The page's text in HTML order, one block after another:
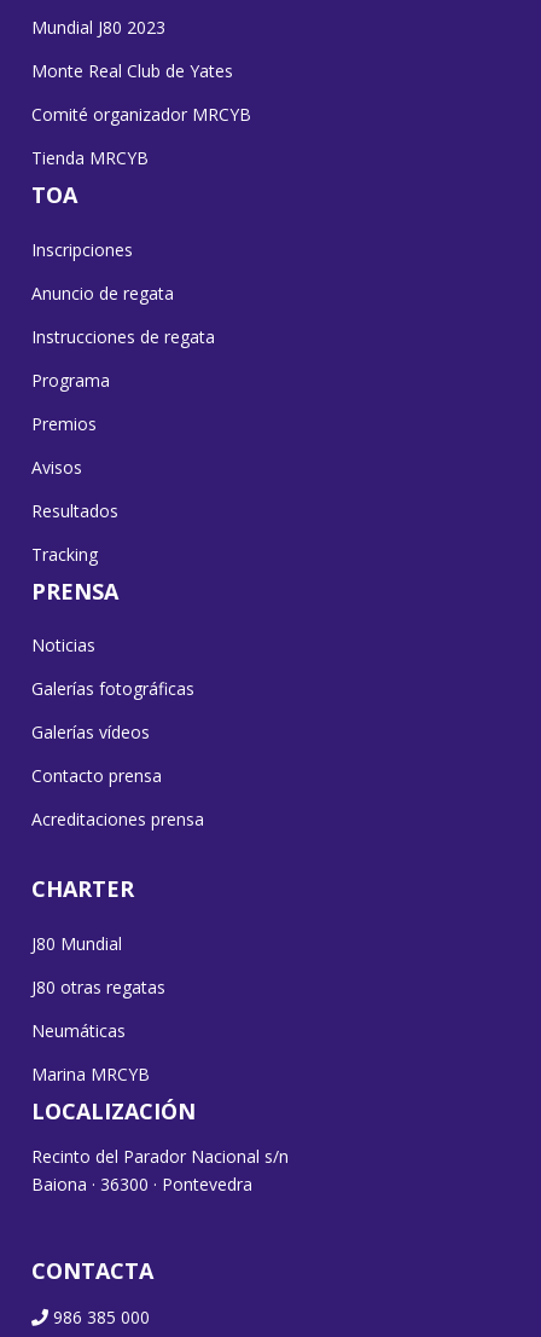
Mundial J80 2023
Monte Real Club de Yates
Comité organizador MRCYB
Tienda MRCYB
TOA
Inscripciones
Anuncio de regata
Instrucciones de regata
Programa
Premios
Avisos
Resultados
Tracking
PRENSA
Noticias
Galerías fotográficas
Galerías vídeos
Contacto prensa
Acreditaciones prensa
CHARTER
J80 Mundial
J80 otras regatas
Neumáticas
Marina MRCYB
LOCALIZACIÓN
Recinto del Parador Nacional s/n
Baiona · 36300 · Pontevedra
CONTACTA
986 385 000